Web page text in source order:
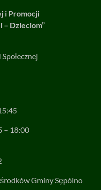
i Promocji
Dzieciom”
– 18:00
Gminy Sępólno